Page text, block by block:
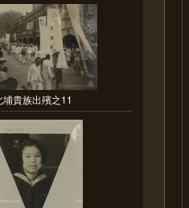
埔貴族出殯之11